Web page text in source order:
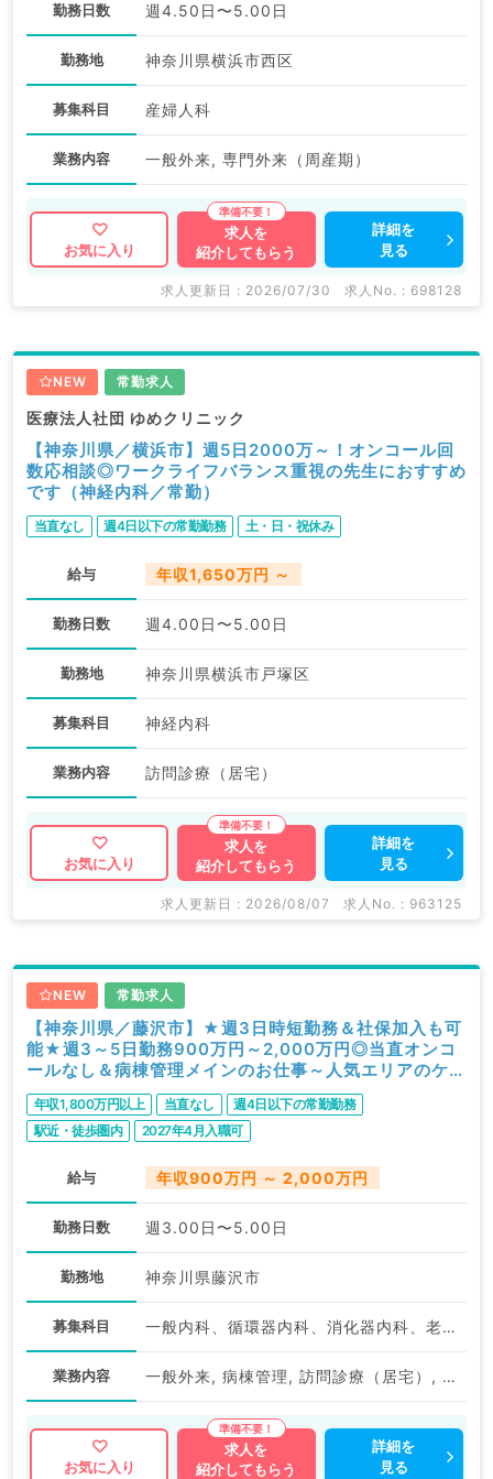
勤務日数 週4.50日〜5.00日
勤務地 神奈川県横浜市西区
募集科目 産婦人科
業務内容 一般外来, 専門外来（周産期）
お気に入り
求人を
紹介してもらう
詳細を
見る
求人更新日 : 2026/07/30 求人No. : 698128
NEW 常勤求人
医療法人社団 ゆめクリニック
【神奈川県／横浜市】週5日2000万～！オンコール回
数応相談◎ワークライフバランス重視の先生におすすめ
です（神経内科／常勤）
当直なし 週4日以下の常勤勤務 土・日・祝休み
給与 年収1,650万円 ～
勤務日数 週4.00日〜5.00日
勤務地 神奈川県横浜市戸塚区
募集科目 神経内科
業務内容 訪問診療（居宅）
お気に入り
求人を
紹介してもらう
詳細を
見る
求人更新日 : 2026/08/07 求人No. : 963125
NEW 常勤求人
【神奈川県／藤沢市】★週3日時短勤務＆社保加入も可
能★週3～5日勤務900万円～2,000万円◎当直オンコ
ールなし＆病棟管理メインのお仕事～人気エリアのケア
ミックス病院です（一般内科／常勤）
年収1,800万円以上 当直なし
週4日以下の常勤勤務
駅近・徒歩圏内
2027年4月入職可
給与 年収900万円 ～ 2,000万円
勤務日数 週3.00日〜5.00日
勤務地 神奈川県藤沢市
募集科目 一般内科、循環器内科、消化器内科、老年内科、外科系全般、一般外科
業務内容 一般外来, 病棟管理, 訪問診療（居宅）, 訪問診療（居宅）
お気に入り
求人を
紹介してもらう
詳細を
見る